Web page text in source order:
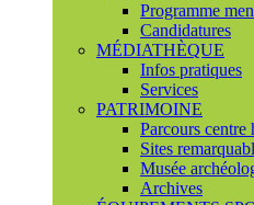
Programme
Candidatures
MÉDIATHÈQUE
Infos pratiques
Services
PATRIMOINE
Parcours centre
Sites
Musée
Archives